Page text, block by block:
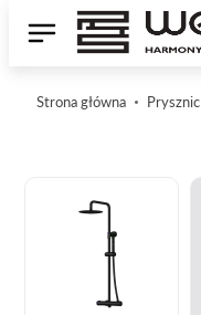
Strona główna Prysznic